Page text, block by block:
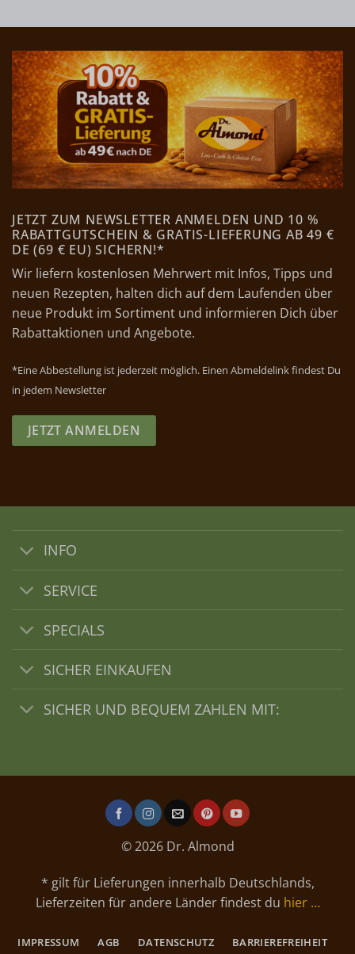
JETZT ZUM NEWSLETTER ANMELDEN UND 10 %
RABATTGUTSCHEIN & GRATIS-LIEFERUNG AB 49 €
DE (69 € EU) SICHERN!*
Wir liefern kostenlosen Mehrwert mit Infos, Tipps und
neuen Rezepten, halten dich auf dem Laufenden über
neue Produkt im Sortiment und informieren Dich über
Rabattaktionen und Angebote.
*Eine Abbestellung ist jederzeit möglich. Einen Abmeldelink findest Du
in jedem Newsletter
JETZT ANMELDEN
INFO
SERVICE
SPECIALS
SICHER EINKAUFEN
SICHER UND BEQUEM ZAHLEN MIT:
© 2026 Dr. Almond
* gilt für Lieferungen innerhalb Deutschlands,
Lieferzeiten für andere Länder findest du hier …
IMPRESSUM AGB DATENSCHUTZ BARRIEREFREIHEIT